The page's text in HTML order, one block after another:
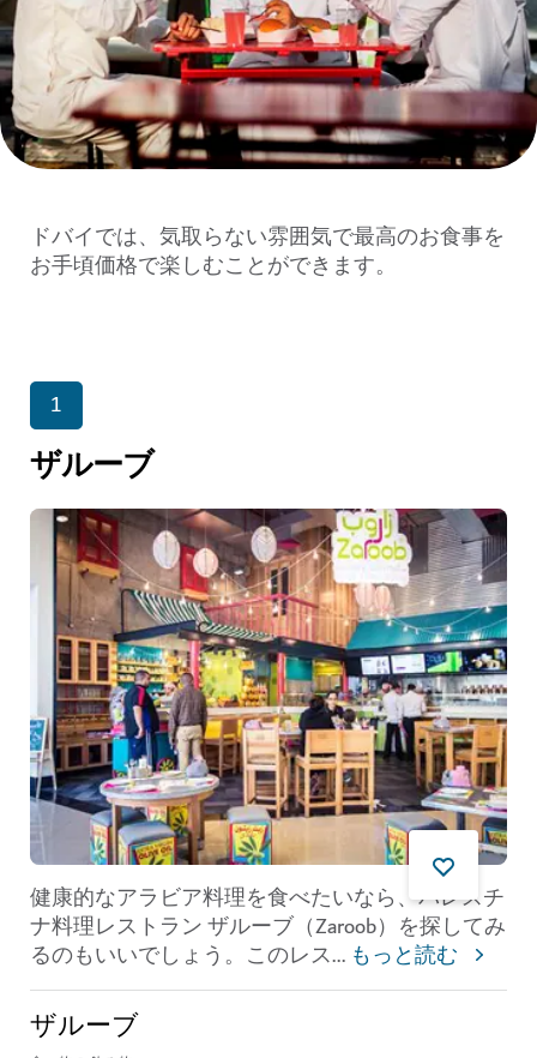
ドバイでは、気取らない雰囲気で最高のお食事を
お手頃価格で楽しむことができます。
1
ザルーブ
健康的なアラビア料理を食べたいなら、パレスチ
ナ料理レストラン ザルーブ（Zaroob）を探してみ
るのもいいでしょう。このレス... もっと読む
ザルーブ